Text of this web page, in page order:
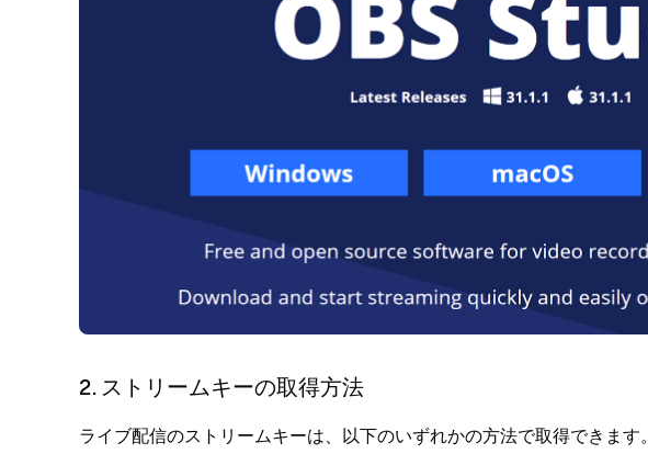
2. ストリームキーの取得方法
ライブ配信のストリームキーは、以下のいずれかの方法で取得できます。